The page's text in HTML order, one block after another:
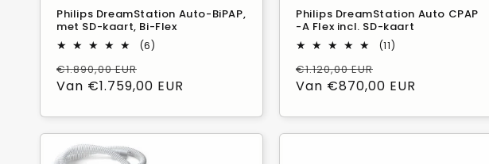
Philips DreamStation Auto-BiPAP,
met SD-kaart, Bi-Flex
(6)
totaal
Normale
prijs
€1.890,00 EUR
Van €1.759,00 EUR
Philips DreamStation Auto CPAP
-A Flex incl. SD-kaart
(11)
totaal
Normale
prijs
€1.120,00 EUR
Van €870,00 EUR